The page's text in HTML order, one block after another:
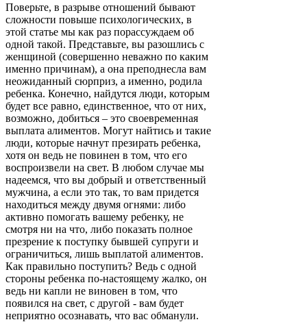
Поверьте, в разрыве отношений бывают
сложности повыше психологических, в
этой статье мы как раз порассуждаем об
одной такой. Представьте, вы разошлись с
женщиной (совершенно неважно по каким
именно причинам), а она преподнесла вам
неожиданный сюрприз, а именно, родила
ребенка. Конечно, найдутся люди, которым
будет все равно, единственное, что от них,
возможно, добиться – это своевременная
выплата алиментов. Могут найтись и такие
люди, которые начнут презирать ребенка,
хотя он ведь не повинен в том, что его
воспроизвели на свет. В любом случае мы
надеемся, что вы добрый и ответственный
мужчина, а если это так, то вам придется
находиться между двумя огнями: либо
активно помогать вашему ребенку, не
смотря ни на что, либо показать полное
презрение к поступку бывшей супруги и
ограничиться, лишь выплатой алиментов.
Как правильно поступить? Ведь с одной
стороны ребенка по-настоящему жалко, он
ведь ни капли не виновен в том, что
появился на свет, с другой - вам будет
неприятно осознавать, что вас обманули.